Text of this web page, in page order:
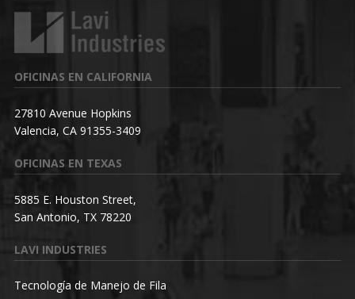
OFICINAS EN CALIFORNIA
27810 Avenue Hopkins
Valencia, CA 91355-3409
OFICINAS EN TEXAS
5885 E. Houston Street,
San Antonio, TX 78220
LAVI INDUSTRIES
Tecnología de Manejo de Fila